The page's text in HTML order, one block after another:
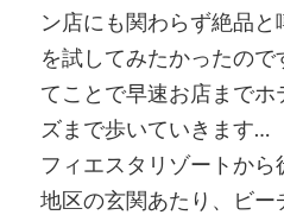
ン店にも関わらず絶品と
を試してみたかったので
てことで早速お店まで
ズまで歩いていきます…
フィエスタリゾートか
地区の玄関あたり、ビ